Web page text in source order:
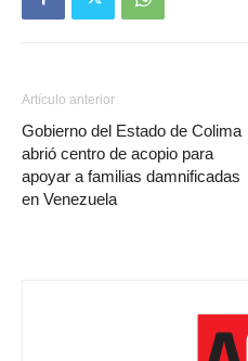
Artículo anterior
Gobierno del Estado de Colima
abrió centro de acopio para
apoyar a familias damnificadas
en Venezuela